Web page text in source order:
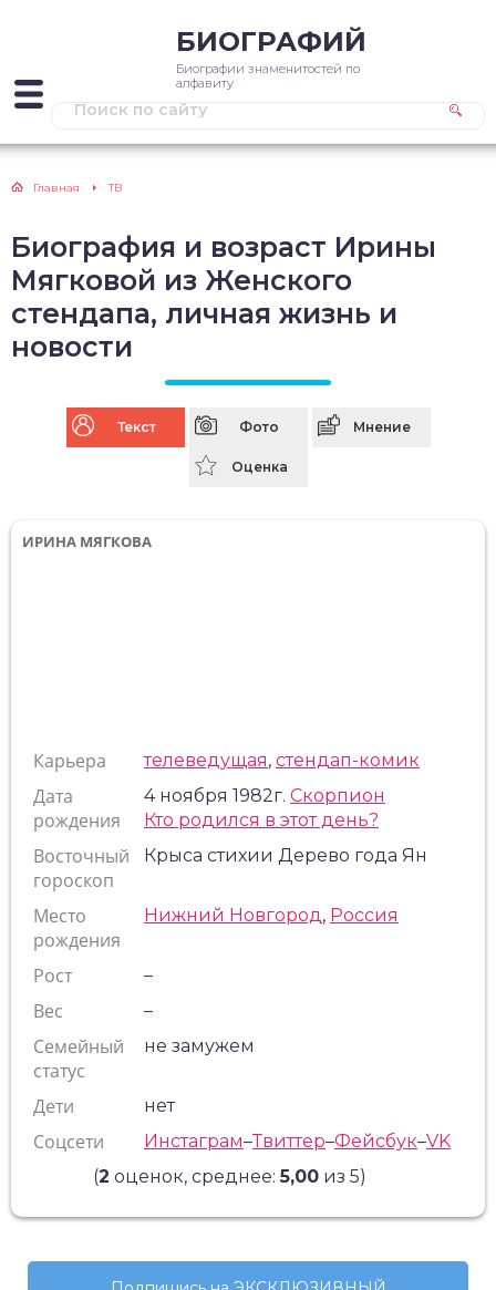
БИОГРАФИЙ
Биографии знаменитостей по
алфавиту
Главная ТВ
Биография и возраст Ирины
Мягковой из Женского
стендапа, личная жизнь и
новости
Текст Фото Мнение
Оценка
ИРИНА МЯГКОВА
Карьера телеведущая, стендап-комик
Дата
рождения
4 ноября 1982г. Скорпион
Кто родился в этот день?
Восточный
гороскоп
Крыса стихии Дерево года Ян
Место
рождения
Нижний Новгород, Россия
Рост –
Вес –
Семейный
статус
не замужем
Дети нет
Соцсети Инстаграм–Твиттер–Фейсбук–VK
(2 оценок, среднее:5,00 из 5)